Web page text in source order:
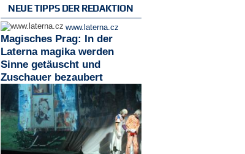
NEUE TIPPS DER REDAKTION
www.laterna.cz
Magisches Prag: In der
Laterna magika werden
Sinne getäuscht und
Zuschauer bezaubert